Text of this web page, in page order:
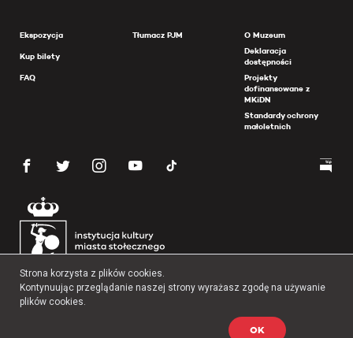
Ekspozycja
Kup bilety
FAQ
Tłumacz PJM
O Muzeum
Deklaracja
dostępności
Projekty
dofinansowane z
MKiDN
Standardy ochrony
małoletnich
Copyright 2026 Muzeum Powstania Warszawskiego
Strona korzysta z plików cookies.
Kontynuując przeglądanie naszej strony wyrażasz zgodę na używanie
plików cookies.
OK